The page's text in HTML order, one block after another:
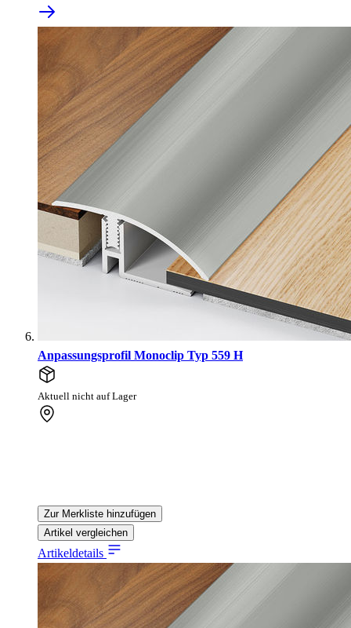
Anpassungsprofil Monoclip Typ 559 H
Aktuell nicht auf Lager
Zur Merkliste hinzufügen
Artikel vergleichen
Artikeldetails